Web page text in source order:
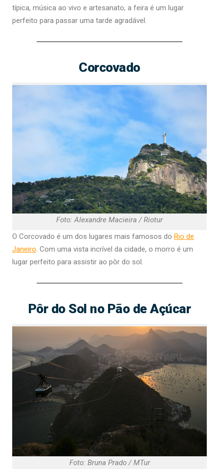
típica, música ao vivo e artesanato, a feira é um lugar
perfeito para passar uma tarde agradável.
Corcovado
Foto: Alexandre Macieira / Riotur
O Corcovado é um dos lugares mais famosos do Rio de
Janeiro. Com uma vista incrível da cidade, o morro é um
lugar perfeito para assistir ao pôr do sol.
Pôr do Sol no Pão de Açúcar
Foto: Bruna Prado / MTur